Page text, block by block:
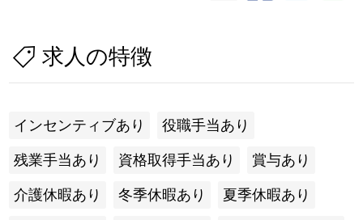
求人の特徴
インセンティブあり 役職手当あり
残業手当あり 資格取得手当あり 賞与あり
介護休暇あり 冬季休暇あり 夏季休暇あり